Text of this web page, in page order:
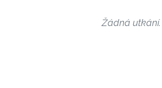
Žádná utkání.